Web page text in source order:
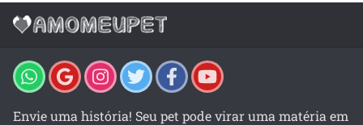
Envie uma história! Seu pet pode virar uma matéria em